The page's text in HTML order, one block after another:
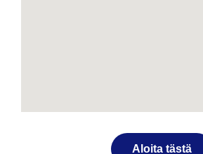
Aloita tästä